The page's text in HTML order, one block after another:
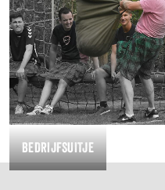
BEDRIJFSUITJE